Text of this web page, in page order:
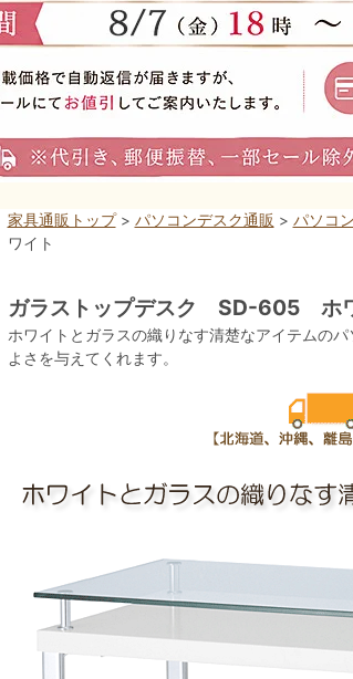
家具通販トップ> パソコンデスク通販 > パソコ
ワイト
ガラストップデスク SD-605 ホ
ホワイトとガラスの織りなす清楚なアイテムの
よさを与えてくれます。